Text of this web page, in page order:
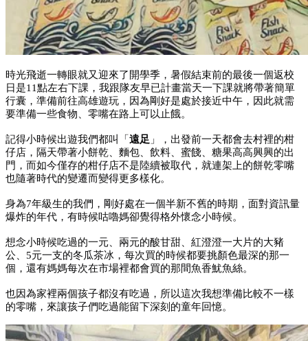
時光飛逝一轉眼就又迎來了開學季，暑假結束前的最後一個返校
日是11點左右下課，我跟隊友早已計畫當天一下課就將帶著簡單
行囊，準備前往高雄遊玩，因為剛好是處於接近中午，因此就需
要準備一些食物、零嘴在路上可以止餓。
記得小時候出遊我們都叫「 遠足 」，出發前一天都會去村裡的柑
仔店，隔天帶著小餅乾、麵包、飲料、蜜餞、糖果高高興興的出
門，而如今僅存的柑仔店不是陸續被取代，就連架上的餅乾零嘴
也隨著時代的變遷而變得更多樣化。
身為7年級生的我們，剛好處在一個半新不舊的時期，面對資訊量
爆炸的年代，有時候咕嚕媽卻覺得格外懷念小時候。
想念小時候吃過的一元、兩元的酸甘甜、紅澄澄一大片的大豬
公、5元一支的冬瓜茶冰，每次買的時候都要挑顏色最深的那一
個，還有媽媽每次在市場裡都會買的那間魚香魷魚絲。
也因為家裡兩個孩子都沒有吃過，所以這次我想準備比較不一樣
的零嘴，來讓孩子們吃過能留下深刻的童年回憶。